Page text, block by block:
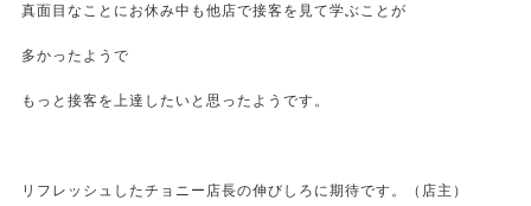
真面目なことにお休み中も他店で接客を見て学ぶことが
多かったようで
もっと接客を上達したいと思ったようです。
リフレッシュしたチョニー店長の伸びしろに期待です。（店主）